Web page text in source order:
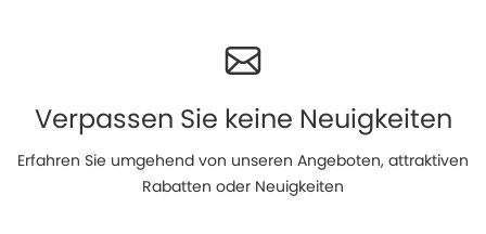
Verpassen Sie keine Neuigkeiten
Erfahren Sie umgehend von unseren Angeboten, attraktiven
Rabatten oder Neuigkeiten